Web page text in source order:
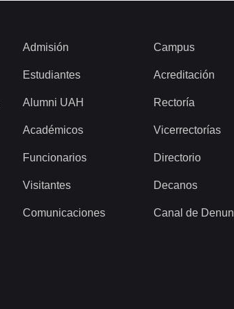
Admisión
Estudiantes
Alumni UAH
Académicos
Funcionarios
Visitantes
Comunicaciones
Campus
Acreditación
Rectoría
Vicerrectorías
Directorio
Decanos
Canal de